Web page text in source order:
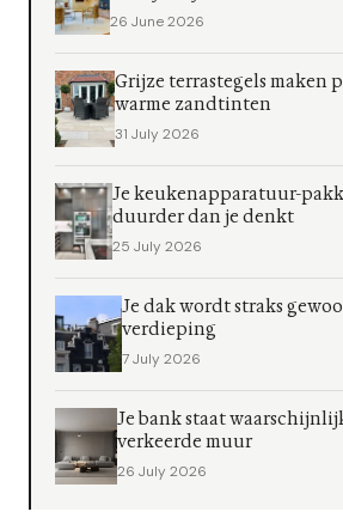
26 June 2026
Grijze terrastegels maken
warme zandtinten
31 July 2026
Je keukenapparatuur-
duurder dan je denkt
25 July 2026
Je dak wordt straks
verdieping
7 July 2026
Je bank staat
verkeerde muur
26 July 2026